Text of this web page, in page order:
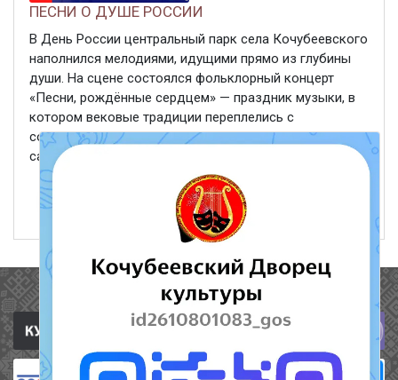
ПЕСНИ О ДУШЕ РОССИИ
В День России центральный парк села Кочубеевского
наполнился мелодиями, идущими прямо из глубины
души. На сцене состоялся фольклорный концерт
«Песни, рождённые сердцем» — праздник музыки, в
котором вековые традиции переплелись с
современностью. Погода в этот день, словно зеркало
самой нашей Родины, ...
Полезные ссылки